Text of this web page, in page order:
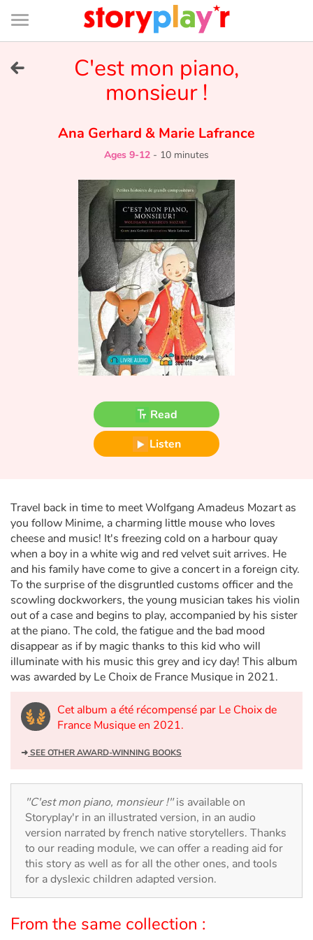
Connexion
Bibliothèque
de
page
Try for free
Tales and classics in french
Fable, myth, literature and poetry
Princesses and princes, kings, queens and dragons
Heroines and Heroes
Ecology, nature, seasons
Travel, epic, investigation, adventure
Around the world
Learning
Arts, space, activities
Documentaries
With the family
Daily life and hobbies
Festivals and events
Love and friendship
Social issues
C'est mon piano,
monsieur !
Ana Gerhard & Marie Lafrance
Ages 9-12 - 10 minutes
Read
Listen
Travel back in time to meet Wolfgang Amadeus Mozart as
you follow Minime, a charming little mouse who loves
cheese and music! It's freezing cold on a harbour quay
when a boy in a white wig and red velvet suit arrives. He
and his family have come to give a concert in a foreign city.
To the surprise of the disgruntled customs officer and the
scowling dockworkers, the young musician takes his violin
out of a case and begins to play, accompanied by his sister
at the piano. The cold, the fatigue and the bad mood
disappear as if by magic thanks to this kid who will
illuminate with his music this grey and icy day! This album
was awarded by Le Choix de France Musique in 2021.
Cet album a été récompensé par Le Choix de
France Musique en 2021.
➜SEE OTHER AWARD-WINNING BOOKS
"C'est mon piano, monsieur !"is available on
Storyplay'r in an illustrated version, in an audio
version narrated by french native storytellers. Thanks
to our reading module, we can offer a reading aid for
this story as well as for all the other ones, and tools
for a dyslexic children adapted version.
From the same collection :